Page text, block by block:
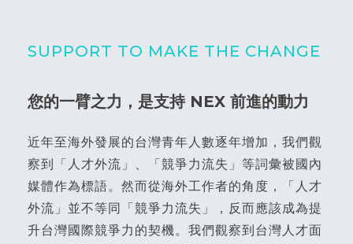
SUPPORT TO MAKE THE CHANGE
您的一臂之力，是支持 NEX 前進的動力
近年至海外發展的台灣青年人數逐年增加，我們觀
察到「人才外流」、「競爭力流失」等詞彙被國內
媒體作為標語。然而從海外工作者的角度，「人才
外流」並不等同「競爭力流失」，反而應該成為提
升台灣國際競爭力的契機。我們觀察到台灣人才面